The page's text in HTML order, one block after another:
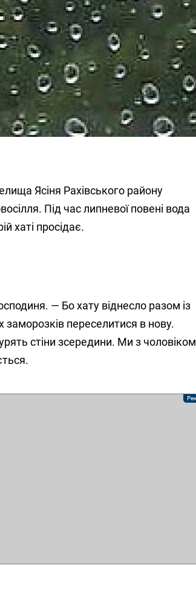
Ясіня Рахівського району
Під час липневої повені вода
хаті просідає.
— Бо хату віднесло разом із
переселитися в нову.
стіни зсередини. Ми з чоловіком